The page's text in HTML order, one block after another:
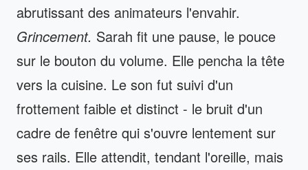
abrutissant des animateurs l'envahir.
Grincement. Sarah fit une pause, le pouce
sur le bouton du volume. Elle pencha la tête
vers la cuisine. Le son fut suivi d'un
frottement faible et distinct - le bruit d'un
cadre de fenêtre qui s'ouvre lentement sur
ses rails. Elle attendit, tendant l'oreille, mais